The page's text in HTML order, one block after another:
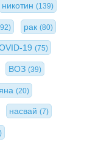
никотин (139)
рак (80)
19 (75)
ВОЗ (39)
(20)
насвай(7)